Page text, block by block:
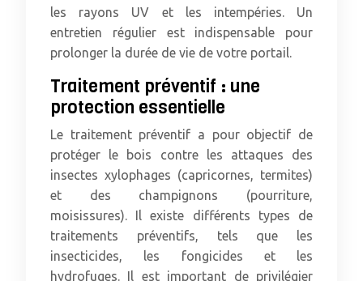
les rayons UV et les intempéries. Un
entretien régulier est indispensable pour
prolonger la durée de vie de votre portail.
Traitement préventif : une
protection essentielle
Le traitement préventif a pour objectif de
protéger le bois contre les attaques des
insectes xylophages (capricornes, termites)
et des champignons (pourriture,
moisissures). Il existe différents types de
traitements préventifs, tels que les
insecticides, les fongicides et les
hydrofuges. Il est important de privilégier